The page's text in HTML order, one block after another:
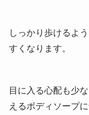
しっかり歩けるよ
すくなります。
目に入る心配も少
えるボディソープ